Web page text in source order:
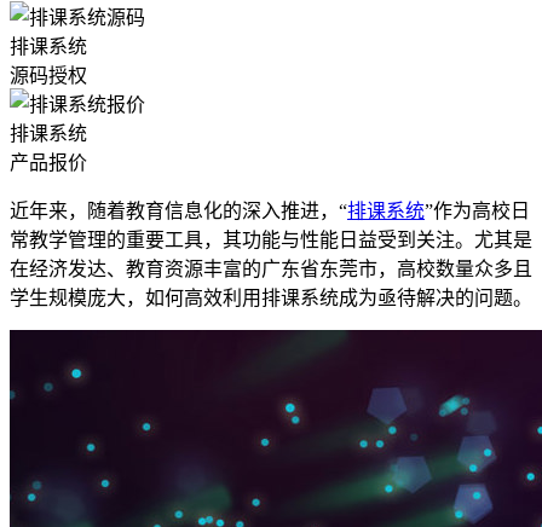
排课系统
源码授权
排课系统
产品报价
近年来，随着教育信息化的深入推进，“排课系统”作为高校日
常教学管理的重要工具，其功能与性能日益受到关注。尤其是
在经济发达、教育资源丰富的广东省东莞市，高校数量众多且
学生规模庞大，如何高效利用排课系统成为亟待解决的问题。